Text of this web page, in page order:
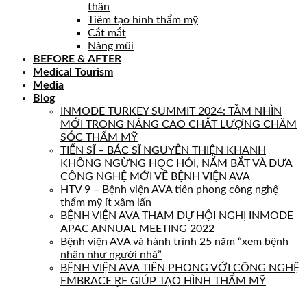
thân
Tiêm tạo hình thẩm mỹ
Cắt mắt
Nâng mũi
BEFORE & AFTER
Medical Tourism
Media
Blog
INMODE TURKEY SUMMIT 2024: TẦM NHÌN
MỚI TRONG NÂNG CAO CHẤT LƯỢNG CHĂM
SÓC THẨM MỸ
TIẾN SĨ – BÁC SĨ NGUYỄN THIỆN KHANH
KHÔNG NGỪNG HỌC HỎI, NẮM BẮT VÀ ĐƯA
CÔNG NGHỆ MỚI VỀ BỆNH VIỆN AVA
HTV 9 – Bệnh viện AVA tiên phong công nghệ
thẩm mỹ ít xâm lấn
BỆNH VIỆN AVA THAM DỰ HỘI NGHỊ INMODE
APAC ANNUAL MEETING 2022
Bệnh viện AVA và hành trình 25 năm “xem bệnh
nhân như người nhà”
BỆNH VIỆN AVA TIÊN PHONG VỚI CÔNG NGHỆ
EMBRACE RF GIÚP TẠO HÌNH THẨM MỸ